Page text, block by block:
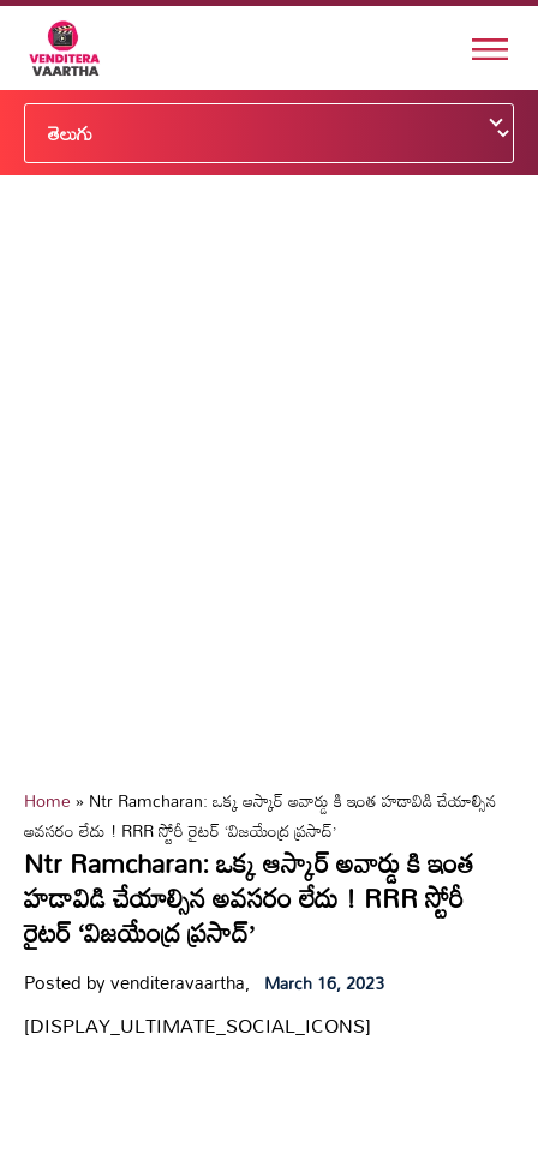
Home»Ntr Ramcharan: ఒక్క ఆస్కార్ అవార్డు కి ఇంత హడావిడి చేయాల్సిన
అవసరం లేదు ! RRR స్టోరీ రైటర్ ‘విజయేంద్ర ప్రసాద్’
Ntr Ramcharan: ఒక్క ఆస్కార్ అవార్డు కి ఇంత
హడావిడి చేయాల్సిన అవసరం లేదు ! RRR స్టోరీ
రైటర్ ‘విజయేంద్ర ప్రసాద్’
Posted by venditeravaartha, March 16, 2023
[DISPLAY_ULTIMATE_SOCIAL_ICONS]